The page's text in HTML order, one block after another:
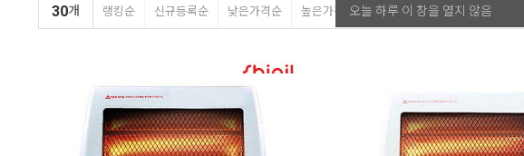
오늘 하루 이 창을 열지 않음
30개 랭킹순 신규등록순 낮은가격순 높은가격순 상품평많은순 판매량순